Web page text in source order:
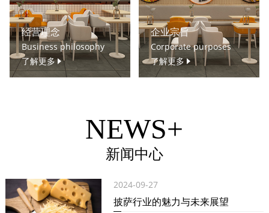
经营理念
Business philosophy
了解更多
企业宗旨
Corporate purposes
了解更多
NEWS+
新闻中心
2024-09-27
披萨行业的魅力与未来展望